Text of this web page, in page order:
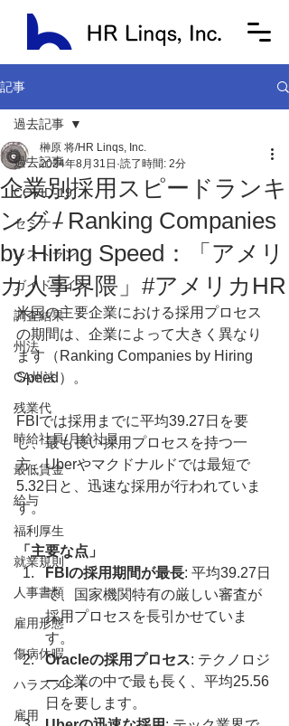
記事
過去記事
COVID-19
セミナー
レストラン
ガイドライン
調査結果
州法
CA州法
残業代
時給社員/月給社員
最低賃金
給与
福利厚生
就業規則
人事書類
雇用形態
傷病休暇
ハラスメント
雇用
過去記事
企業別採用スピードランキ
ング / Ranking Companies
by Hiring Speed：「アメリ
カ人事界隈」#アメリカHR
榊原 将/HR Linqs, Inc.
2024年8月31日 読了時間: 2分
米国の主要企業における採用プロセス
の期間は、企業によって大きく異なり
ます（Ranking Companies by Hiring
Speed）。
FBIでは採用までに平均39.27日を要
し、最も長い採用プロセスを持つ一
方、Uberやマクドナルドでは最短で
5.32日と、迅速な採用が行われていま
す。
「主要な点」
FBIの採用期間が最長: 平均39.27日
で、国家機関特有の厳しい審査が
採用プロセスを長引かせていま
す。
Oracleの採用プロセス: テクノロジ
ー企業の中で最も長く、平均25.56
日を要します。